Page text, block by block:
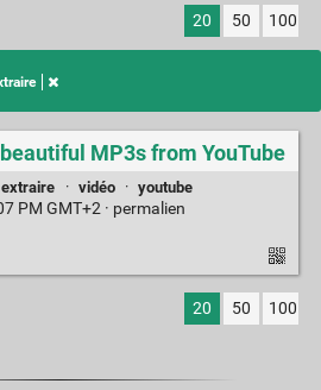
20 50 100
MP3s from YouTube
extraire · vidéo · youtube
PM GMT+2 · permalien
20 50 100